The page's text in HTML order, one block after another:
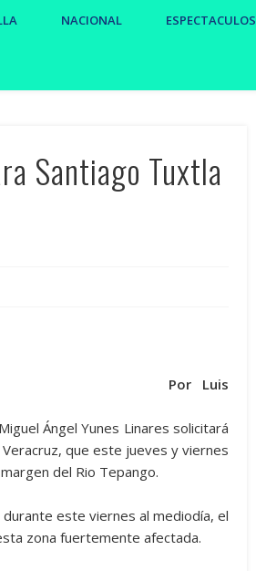
NACIONAL ESPECTACULOS
Santiago Tuxtla
Por Luis
Ángel Yunes Linares solicitará
que este jueves y viernes
del Rio Tepango.
durante este viernes al mediodía, el
zona fuertemente afectada.